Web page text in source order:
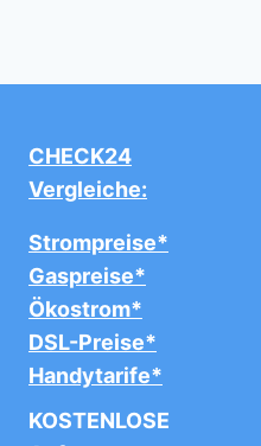
CHECK24
Vergleiche:
Strompreise*
Gaspreise*
Ökostrom*
DSL-Preise*
Handytarife*
KOSTENLOSE